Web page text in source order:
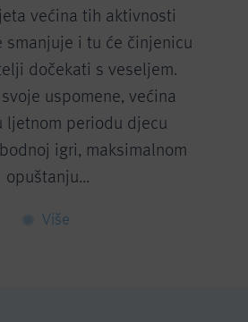
većina tih aktivnosti
smanjuje i tu će činjenicu
dočekati s veseljem.
uspomene, većina
ljetnom periodu djecu
igri, maksimalnom
opuštanju...
Više